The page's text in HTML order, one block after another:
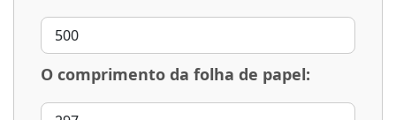
O comprimento da folha de papel: